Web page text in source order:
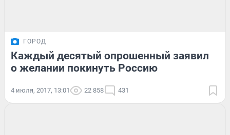
ГОРОД
Каждый десятый опрошенный заявил
о желании покинуть Россию
4 июля, 2017, 13:01 22 858 431